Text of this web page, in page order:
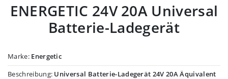
ENERGETIC 24V 20A Universal
Batterie-Ladegerät
Marke: Energetic
Beschreibung: Universal Batterie-Ladegerät 24V 20A Äquivalent